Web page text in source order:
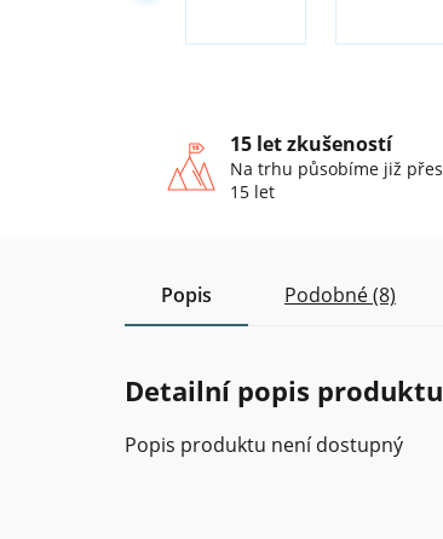
15 let zkušeností
Na trhu působíme již přes
15 let
Popis Podobné (8)
Detailní popis produktu
Popis produktu není dostupný